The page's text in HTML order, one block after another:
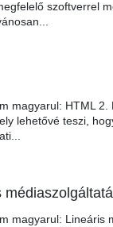
szoftverrel
magyarul: HTML
lehetővé teszi,
magyarul: Lineáris